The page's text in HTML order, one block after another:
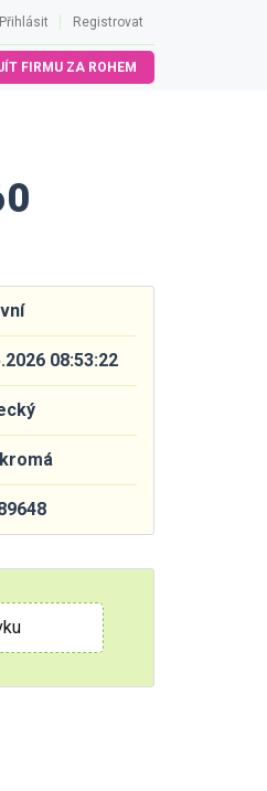
Přihlásit Registrovat
FIRMU ZA ROHEM
08:53:22